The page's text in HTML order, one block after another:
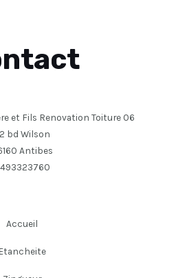
et Fils Renovation Toiture 06
bd Wilson
Antibes
Accueil